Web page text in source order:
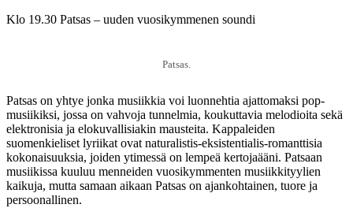
Klo 19.30 Patsas – uuden vuosikymmenen soundi
Patsas.
Patsas on yhtye jonka musiikkia voi luonnehtia ajattomaksi pop-
musiikiksi, jossa on vahvoja tunnelmia, koukuttavia melodioita sekä
elektronisia ja elokuvallisiakin mausteita. Kappaleiden
suomenkieliset lyriikat ovat naturalistis-eksistentialis-romanttisia
kokonaisuuksia, joiden ytimessä on lempeä kertojaääni. Patsaan
musiikissa kuuluu menneiden vuosikymmenten musiikkityylien
kaikuja, mutta samaan aikaan Patsas on ajankohtainen, tuore ja
persoonallinen.